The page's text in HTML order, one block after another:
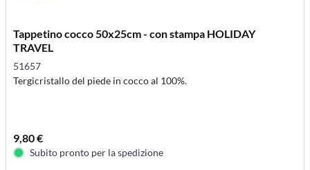
Tappetino cocco 50x25cm - con stampa HOLIDAY
TRAVEL
51657
Tergicristallo del piede in cocco al 100%.
9,80 €
Subito pronto per la spedizione